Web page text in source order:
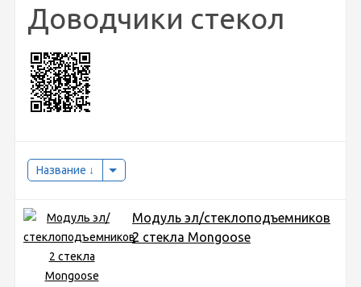
Доводчики стекол
Название
Модуль эл/стеклоподъемников
2 cтекла Mongoose